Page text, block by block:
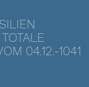
04.12.-1041